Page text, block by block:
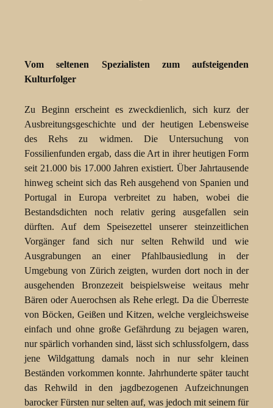
Vom seltenen Spezialisten zum aufsteigenden
Kulturfolger
Zu Beginn erscheint es zweckdienlich, sich kurz der
Ausbreitungsgeschichte und der heutigen Lebensweise
des Rehs zu widmen. Die Untersuchung von
Fossilienfunden ergab, dass die Art in ihrer heutigen Form
seit 21.000 bis 17.000 Jahren existiert. Über Jahrtausende
hinweg scheint sich das Reh ausgehend von Spanien und
Portugal in Europa verbreitet zu haben, wobei die
Bestandsdichten noch relativ gering ausgefallen sein
dürften. Auf dem Speisezettel unserer steinzeitlichen
Vorgänger fand sich nur selten Rehwild und wie
Ausgrabungen an einer Pfahlbausiedlung in der
Umgebung von Zürich zeigten, wurden dort noch in der
ausgehenden Bronzezeit beispielsweise weitaus mehr
Bären oder Auerochsen als Rehe erlegt. Da die Überreste
von Böcken, Geißen und Kitzen, welche vergleichsweise
einfach und ohne große Gefährdung zu bejagen waren,
nur spärlich vorhanden sind, lässt sich schlussfolgern, dass
jene Wildgattung damals noch in nur sehr kleinen
Beständen vorkommen konnte. Jahrhunderte später taucht
das Rehwild in den jagdbezogenen Aufzeichnungen
barocker Fürsten nur selten auf, was jedoch mit seinem für